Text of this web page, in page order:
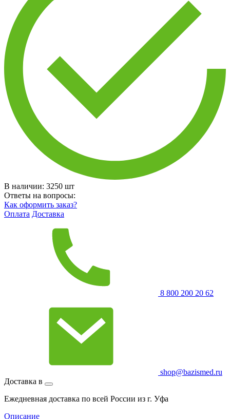
В наличии: 3250 шт
Ответы на вопросы:
Как оформить заказ?
Оплата Доставка
8 800 200 20 62
shop@bazismed.ru
Доставка в
Ежедневная доставка по всей России из г. Уфа
Описание